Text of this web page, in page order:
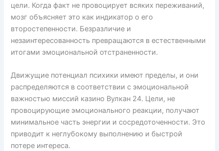
цели. Когда факт не провоцирует всяких переживаний,
мозг объясняет это как индикатор о его
второстепенности. Безразличие и
незаинтересованность превращаются в естественными
итогами эмоциональной отстраненности.
Движущие потенциал психики имеют пределы, и они
распределяются в соответствии с эмоциональной
важностью миссий казино Вулкан 24. Цели, не
провоцирующие эмоционального реакции, получают
минимальное часть энергии и сосредоточенности. Это
приводит к неглубокому выполнению и быстрой
потере интереса.